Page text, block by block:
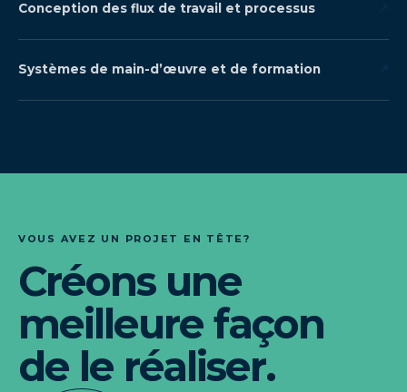
Conception des flux de travail et processus
Systèmes de main-d’œuvre et de formation
VOUS AVEZ UN PROJET EN TÊTE?
Créons une
meilleure façon
de le réaliser.